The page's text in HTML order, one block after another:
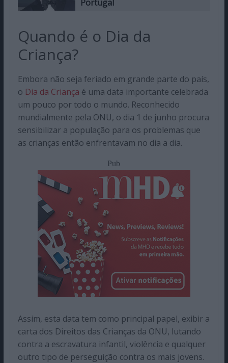
Portugal
Quando é o Dia da
Criança?
Embora não seja feriado em grande parte do país,
o Dia da Criança é uma data importante celebrada
um pouco por todo o mundo. Reconhecido
mundialmente pela ONU, o dia 1 de junho procura
sensibilizar a população para os problemas que
as crianças então enfrentavam no dia a dia.
Pub
Assim, esta data tem como principal papel, exibir a
carta dos Direitos das Crianças da ONU, lutando
contra a escravatura infantil, violência e qualquer
outro tipo de perseguição contra os mais jovens.